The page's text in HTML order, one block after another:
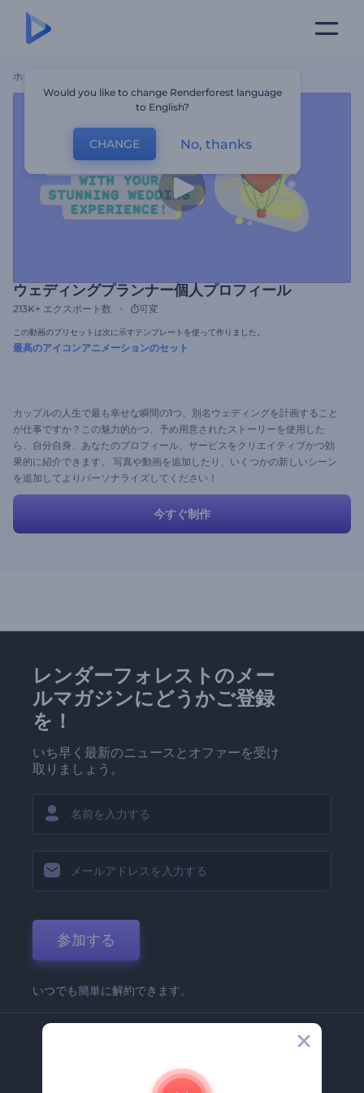
ホーム
ウェディングプランナー個人プロフィール
213K+ エクスポート数 可変
この動画のプリセットは次に示すテンプレートを使って作りました。
最高のアイコンアニメーションのセット
カップルの人生で最も幸せな瞬間の1つ、別名ウェディングを計画すること
が仕事ですか？この魅力的かつ、予め用意されたストーリーを使用した
ら、自分自身、あなたのプロフィール、サービスをクリエイティブかつ効
果的に紹介できます。 写真や動画を追加したり、いくつかの新しいシーン
を追加してよりパーソナライズしてください！
今すぐ制作
レンダーフォレストのメー
ルマガジンにどうかご登録
を！
いち早く最新のニュースとオファーを受け
取りましょう。
参加する
いつでも簡単に解約できます。
Renderforest 企業情報
Would you like to change Renderforest language
to English?
CHANGE No, thanks